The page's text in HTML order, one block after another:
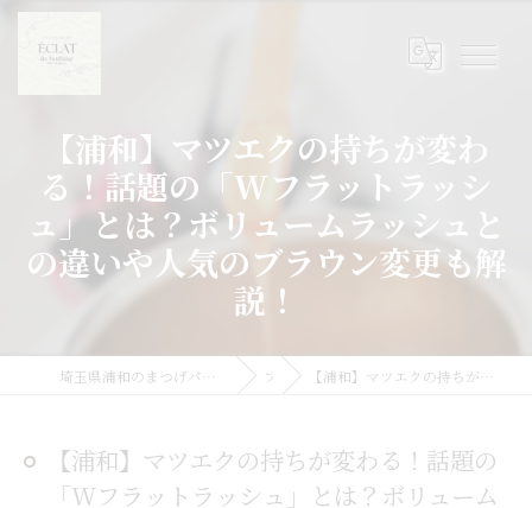
【浦和】マツエクの持ちが変わ
る！話題の「Wフラットラッシ
ュ」とは？ボリュームラッシュと
の違いや人気のブラウン変更も解
説！
埼玉県浦和のまつげパーマならまつげパーマ/マツエク/眉毛 Eclat du Bonheur【エクラドゥボヌール】byMoana ブログ 【浦和】マツエクの持ちが変わる！話題の「Wフラットラッシュ」とは？ボリュームラッシュとの違いや人気のブラウン変更も解説！
【浦和】マツエクの持ちが変わる！話題の
「Wフラットラッシュ」とは？ボリューム